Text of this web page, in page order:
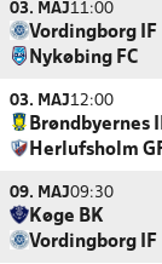
03. MAJ11:00
Vordingborg IF
Nykøbing FC
03. MAJ12:00
Brøndbyernes
Herlufsholm
09. MAJ09:30
Køge BK
Vordingborg IF